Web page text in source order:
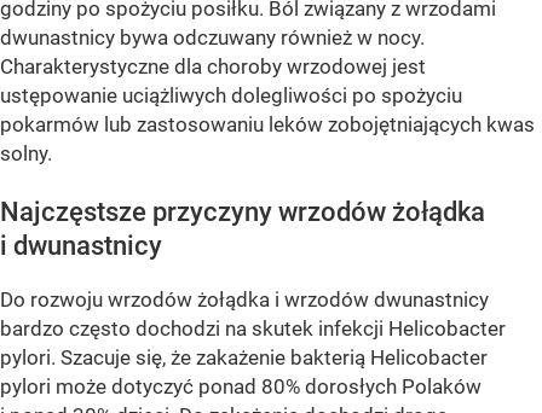
godziny po spożyciu posiłku. Ból związany z wrzodami
dwunastnicy bywa odczuwany również w nocy.
Charakterystyczne dla choroby wrzodowej jest
ustępowanie uciążliwych dolegliwości po spożyciu
pokarmów lub zastosowaniu leków zobojętniających kwas
solny.
Najczęstsze przyczyny wrzodów żołądka
i dwunastnicy
Do rozwoju wrzodów żołądka i wrzodów dwunastnicy
bardzo często dochodzi na skutek infekcji Helicobacter
pylori. Szacuje się, że zakażenie bakterią Helicobacter
pylori może dotyczyć ponad 80% dorosłych Polaków